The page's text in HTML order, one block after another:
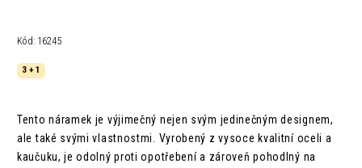
Kód: 16245
3 + 1
Tento náramek je výjimečný nejen svým jedinečným designem,
ale také svými vlastnostmi. Vyrobený z vysoce kvalitní oceli a
kaučuku, je odolný proti opotřebení a zároveň pohodlný na